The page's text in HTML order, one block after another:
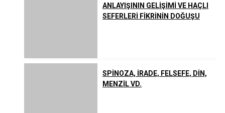
ANLAYIŞININ GELİŞİMİ VE HAÇLI
SEFERLERİ FİKRİNİN DOĞUŞU
SPİNOZA, İRADE, FELSEFE, DİN,
MENZİL VD.